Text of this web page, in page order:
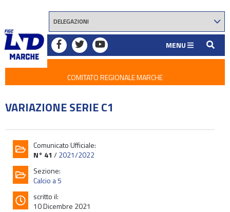
MENU
COMITATO REGIONALE MARCHE
VARIAZIONE SERIE C1
Comunicato Ufficiale:
N° 41 /2021/2022
Sezione:
Calcio a 5
scritto il:
10 Dicembre 2021